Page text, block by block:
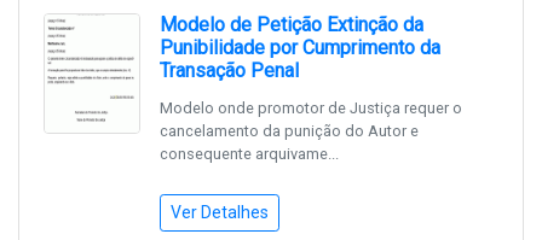
Modelo de Petição Extinção da
Punibilidade por Cumprimento da
Transação Penal
Modelo onde promotor de Justiça requer o
cancelamento da punição do Autor e
consequente arquivame...
Ver Detalhes